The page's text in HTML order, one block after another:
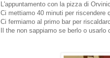
L'appuntamento con la pizza di
Ci mettiamo 40 minuti per riscendere
Ci fermiamo al primo bar per
Il the non sappiamo se berlo o usarlo